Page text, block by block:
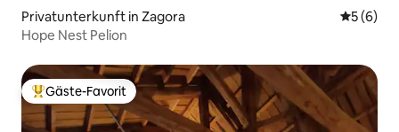
Privatunterkunft in Zagora
5 (6)
Hope Nest Pelion
Beliebter Gäste-Favorit.
Gäste-Favorit